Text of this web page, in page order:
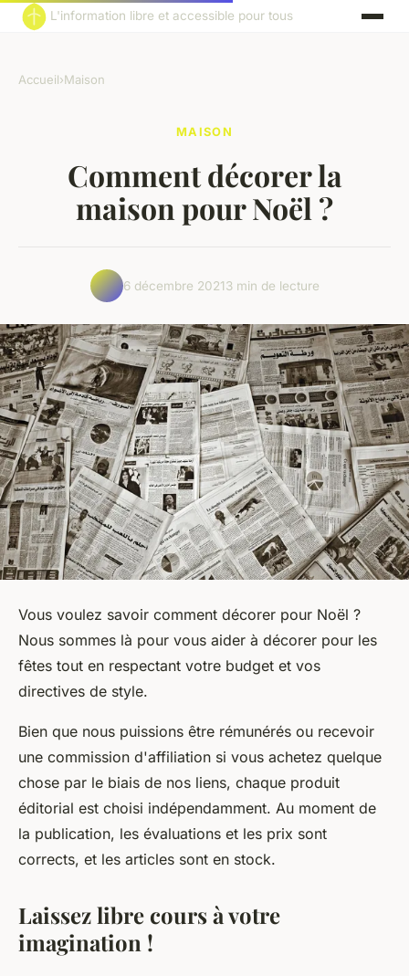
L'information libre et accessible pour tous
Accueil›Maison
MAISON
Comment décorer la
maison pour Noël ?
6 décembre 20213 min de lecture
Vous voulez savoir comment décorer pour Noël ?
Nous sommes là pour vous aider à décorer pour les
fêtes tout en respectant votre budget et vos
directives de style.
Bien que nous puissions être rémunérés ou recevoir
une commission d'affiliation si vous achetez quelque
chose par le biais de nos liens, chaque produit
éditorial est choisi indépendamment. Au moment de
la publication, les évaluations et les prix sont
corrects, et les articles sont en stock.
Laissez libre cours à votre
imagination !